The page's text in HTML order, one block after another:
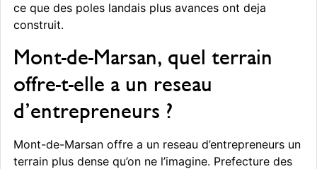
ce que des poles landais plus avances ont deja
construit.
Mont-de-Marsan, quel terrain
offre-t-elle a un reseau
d’entrepreneurs ?
Mont-de-Marsan offre a un reseau d’entrepreneurs un
terrain plus dense qu’on ne l’imagine. Prefecture des